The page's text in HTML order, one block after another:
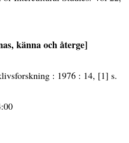
känna och återge]
: 1976 : 14, [1] s.